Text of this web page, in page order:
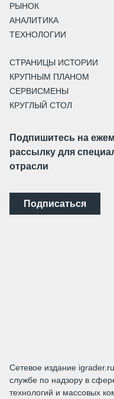
РЫНОК
АНАЛИТИКА
ТЕХНОЛОГИИ
СТРАНИЦЫ ИСТОРИИ
КРУПНЫМ ПЛАНОМ
СЕРВИСМЕНЫ
КРУГЛЫЙ СТОЛ
Подпишитесь на
рассылку для
отрасли
Подписаться
Сетевое издание
службе по надзору в
технологий и массовых